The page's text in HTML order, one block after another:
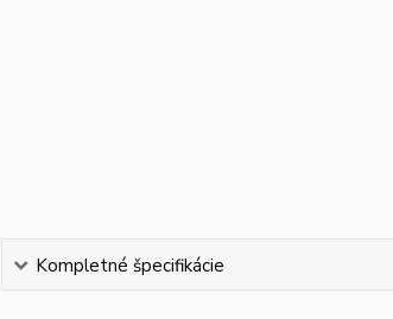
Kompletné špecifikácie